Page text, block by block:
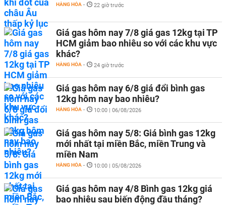
HÀNG HÓA - 22 giờ trước
Giá gas hôm nay 7/8 giá gas 12kg tại TP
HCM giảm bao nhiêu so với các khu vực
khác?
HÀNG HÓA - 24 giờ trước
Giá gas hôm nay 6/8 giá đổi bình gas
12kg hôm nay bao nhiêu?
HÀNG HÓA - 10:00 | 06/08/2026
Giá gas hôm nay 5/8: Giá bình gas 12kg
mới nhất tại miền Bắc, miền Trung và
miền Nam
HÀNG HÓA - 10:00 | 05/08/2026
Giá gas hôm nay 4/8 Bình gas 12kg giá
bao nhiêu sau biến động đầu tháng?